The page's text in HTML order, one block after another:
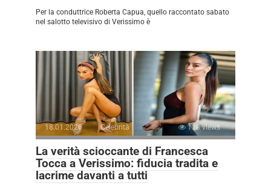
Per la conduttrice Roberta Capua, quello raccontato sabato
nel salotto televisivo di Verissimo è
18.01.2026 Celebrità 118 views
La verità scioccante di Francesca
Tocca a Verissimo: fiducia tradita e
lacrime davanti a tutti